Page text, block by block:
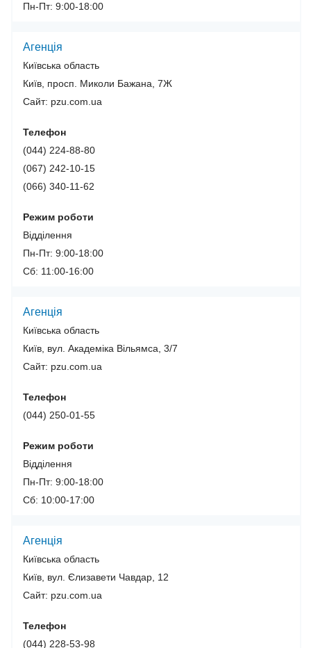
Пн-Пт: 9:00-18:00
Агенція
Київська область
Київ, просп. Миколи Бажана, 7Ж
Сайт: pzu.com.ua
Телефон
(044) 224-88-80
(067) 242-10-15
(066) 340-11-62
Режим роботи
Відділення
Пн-Пт: 9:00-18:00
Сб: 11:00-16:00
Агенція
Київська область
Київ, вул. Академіка Вільямса, 3/7
Сайт: pzu.com.ua
Телефон
(044) 250-01-55
Режим роботи
Відділення
Пн-Пт: 9:00-18:00
Сб: 10:00-17:00
Агенція
Київська область
Київ, вул. Єлизавети Чавдар, 12
Сайт: pzu.com.ua
Телефон
(044) 228-53-98